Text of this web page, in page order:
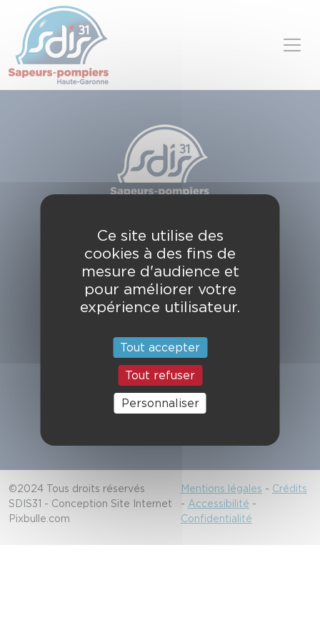
49, chemin de l'Armurié
C.S. 80123
31772 COLOMIERS CEDEX
Contactez-nous
Alerter les secours
18/112
©2024 Tous droits réservés
SDIS31 - Conception Site Internet
Pixbulle.com
Mentions légales - Crédits
- Accessibilité -
Confidentialité
Panneau de gestion des cookies
Ce site utilise des
cookies à des fins de
mesure d'audience et
pour améliorer votre
expérience utilisateur.
Tout accepter
Tout refuser
Personnaliser